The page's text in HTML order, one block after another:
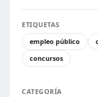
ETIQUETAS
empleo público
concursos
CATEGORÍA